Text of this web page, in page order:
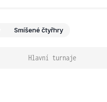
Smíšené čtyřhry
Hlavní turnaje